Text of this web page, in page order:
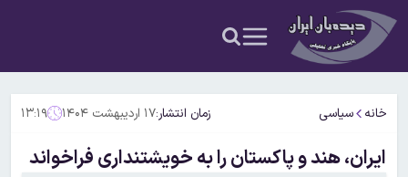
خانه سیاسی زمان انتشار:۱۷ اردیبهشت ۱۴۰۴ ۱۳:۱۹
ایران، هند و پاکستان را به خویشتنداری فراخواند